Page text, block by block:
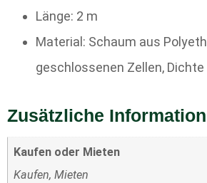
Länge: 2 m
Material: Schaum aus
geschlossenen Zellen, Dichte
Zusätzliche Information
Kaufen oder Mieten
Kaufen, Mieten